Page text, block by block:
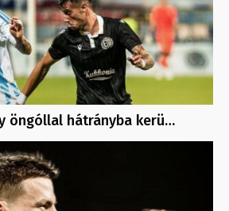
öngóllal hátrányba kerü…